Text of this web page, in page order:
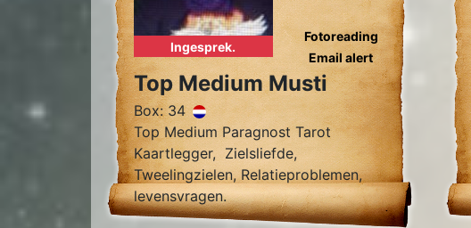
Ingesprek.
Fotoreading
Email alert
Top Medium Musti
Box: 34
Top Medium Paragnost Tarot
Kaartlegger, Zielsliefde,
Tweelingzielen, Relatieproblemen,
levensvragen.